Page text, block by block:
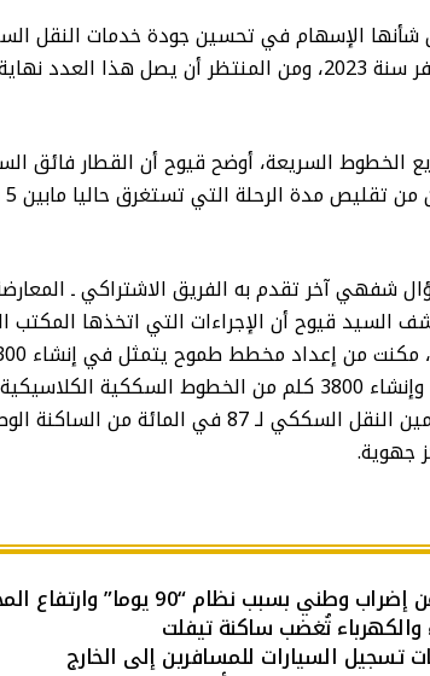
شأنها الإسهام في تحسين جودة خدمات النقل
الخطوط السريعة، أوضح قيوح أن القطار فائق
آخر تقدم به الفريق الاشتراكي ـ المعارضة
السيد قيوح أن الإجراءات التي اتخذها المكتب
بسبب نظام “90 يوما” وارتفاع المحروقات
والكهرباء تُغضب ساكنة تيفلت
تسجيل السيارات للمسافرين إلى الخارج